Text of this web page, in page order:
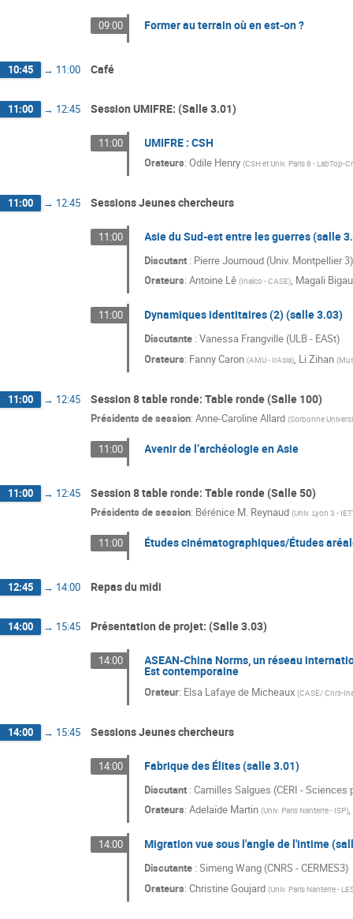
09:00 Former au terrain où en est-on ?
10:45 → 11:00 Café
11:00 → 12:45 Session UMIFRE: (Salle 3.01)
11:00 UMIFRE : CSH
Orateurs:Odile Henry (CSH et Univ. Paris 8 - LabTop-
11:00 → 12:45 Sessions Jeunes chercheurs
11:00 Asie du Sud-est entre les guerres (salle
Discutant : Pierre Journoud (Univ. Montpellier
Orateurs:Antoine Lê (Inalco - CASE), Magali
11:00 Dynamiques identitaires (2) (salle 3.03)
Discutante : Vanessa Frangville (ULB - EASt)
Orateurs: Fanny Caron (AMU - IrAsia), Li Zihan (
11:00 → 12:45 Session 8 table ronde: Table ronde (Salle 100)
Présidents de session: Anne-Caroline Allard (Sorbonne
11:00 Avenir de l’archéologie en Asie
11:00 → 12:45 Session 8 table ronde: Table ronde (Salle 50)
Présidents de session: Bérénice M. Reynaud (Univ. Lyon 3 -
11:00 Études cinématographiques/Études
12:45 → 14:00 Repas du midi
14:00 → 15:45 Présentation de projet: (Salle 3.03)
14:00 ASEAN-China Norms, un réseau
Est contemporaine
Orateur: Elsa Lafaye de Micheaux (CASE/ Cnrs-
14:00 → 15:45 Sessions Jeunes chercheurs
14:00 Fabrique des Élites (salle 3.01)
Discutant : Camilles Salgues (CERI - Sciences
Orateurs:Adelaïde Martin (Univ. Paris Nanterre - ISP),
14:00 Migration vue sous l'angle de l'intime
Discutante : Simeng Wang (CNRS - CERMES3)
Orateurs:Christine Goujard (Univ. Paris Nanterre -